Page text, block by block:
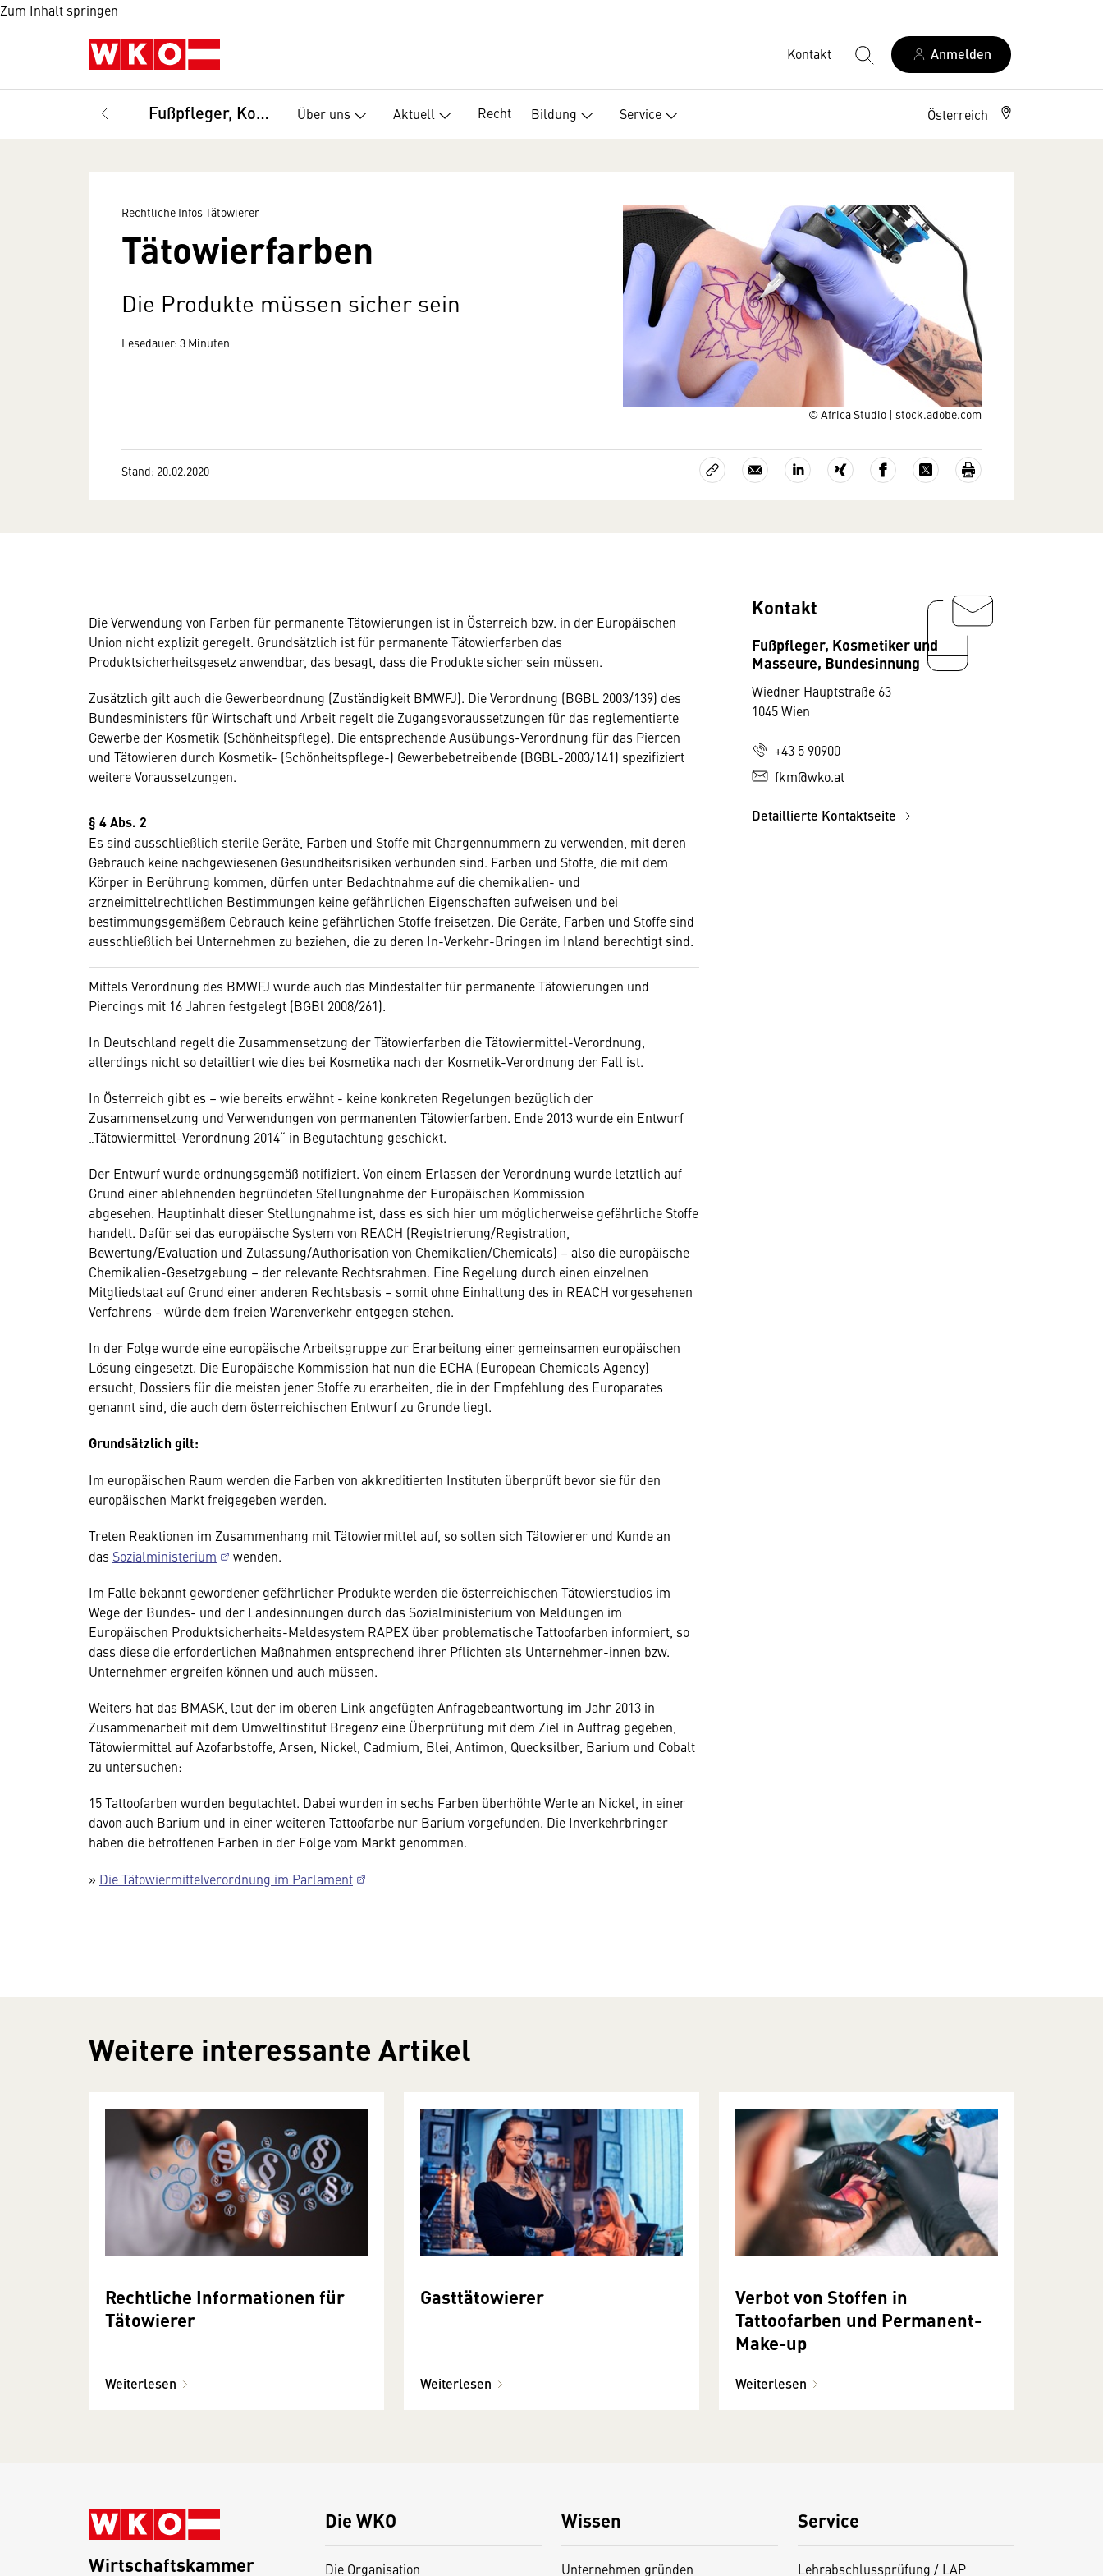
Zum Inhalt springen
Kontakt Anmelden
Fußpfleger, Kosmetiker und Masseure, Bundesinnung Über uns Aktuell Recht Bildung Service Österreich
© Africa Studio | stock.adobe.com
Rechtliche Infos Tätowierer
Tätowierfarben
Die Produkte müssen sicher sein
Lesedauer: 3 Minuten
Stand: 20.02.2020
Die Verwendung von Farben für permanente Tätowierungen ist in Österreich bzw. in der Europäischen
Union nicht explizit geregelt. Grundsätzlich ist für permanente Tätowierfarben das
Produktsicherheitsgesetz anwendbar, das besagt, dass die Produkte sicher sein müssen.
Zusätzlich gilt auch die Gewerbeordnung (Zuständigkeit BMWFJ). Die Verordnung (BGBL 2003/139) des
Bundesministers für Wirtschaft und Arbeit regelt die Zugangsvoraussetzungen für das reglementierte
Gewerbe der Kosmetik (Schönheitspflege). Die entsprechende Ausübungs-Verordnung für das Piercen
und Tätowieren durch Kosmetik- (Schönheitspflege-) Gewerbebetreibende (BGBL-2003/141) spezifiziert
weitere Voraussetzungen.
§ 4 Abs. 2
Es sind ausschließlich sterile Geräte, Farben und Stoffe mit Chargennummern zu verwenden, mit deren
Gebrauch keine nachgewiesenen Gesundheitsrisiken verbunden sind. Farben und Stoffe, die mit dem
Körper in Berührung kommen, dürfen unter Bedachtnahme auf die chemikalien- und
arzneimittelrechtlichen Bestimmungen keine gefährlichen Eigenschaften aufweisen und bei
bestimmungsgemäßem Gebrauch keine gefährlichen Stoffe freisetzen. Die Geräte, Farben und Stoffe sind
ausschließlich bei Unternehmen zu beziehen, die zu deren In-Verkehr-Bringen im Inland berechtigt sind.
Mittels Verordnung des BMWFJ wurde auch das Mindestalter für permanente Tätowierungen und
Piercings mit 16 Jahren festgelegt (BGBl 2008/261).
In Deutschland regelt die Zusammensetzung der Tätowierfarben die Tätowiermittel-Verordnung,
allerdings nicht so detailliert wie dies bei Kosmetika nach der Kosmetik-Verordnung der Fall ist.
In Österreich gibt es – wie bereits erwähnt - keine konkreten Regelungen bezüglich der
Zusammensetzung und Verwendungen von permanenten Tätowierfarben. Ende 2013 wurde ein Entwurf
„Tätowiermittel-Verordnung 2014“ in Begutachtung geschickt.
Der Entwurf wurde ordnungsgemäß notifiziert. Von einem Erlassen der Verordnung wurde letztlich auf
Grund einer ablehnenden begründeten Stellungnahme der Europäischen Kommission
abgesehen. Hauptinhalt dieser Stellungnahme ist, dass es sich hier um möglicherweise gefährliche Stoffe
handelt. Dafür sei das europäische System von REACH (Registrierung/Registration,
Bewertung/Evaluation und Zulassung/Authorisation von Chemikalien/Chemicals) – also die europäische
Chemikalien-Gesetzgebung – der relevante Rechtsrahmen. Eine Regelung durch einen einzelnen
Mitgliedstaat auf Grund einer anderen Rechtsbasis – somit ohne Einhaltung des in REACH vorgesehenen
Verfahrens - würde dem freien Warenverkehr entgegen stehen.
In der Folge wurde eine europäische Arbeitsgruppe zur Erarbeitung einer gemeinsamen europäischen
Lösung eingesetzt. Die Europäische Kommission hat nun die ECHA (European Chemicals Agency)
ersucht, Dossiers für die meisten jener Stoffe zu erarbeiten, die in der Empfehlung des Europarates
genannt sind, die auch dem österreichischen Entwurf zu Grunde liegt.
Grundsätzlich gilt:
Im europäischen Raum werden die Farben von akkreditierten Instituten überprüft bevor sie für den
europäischen Markt freigegeben werden.
Treten Reaktionen im Zusammenhang mit Tätowiermittel auf, so sollen sich Tätowierer und Kunde an
das Sozialministerium
wenden.
Im Falle bekannt gewordener gefährlicher Produkte werden die österreichischen Tätowierstudios im
Wege der Bundes- und der Landesinnungen durch das Sozialministerium von Meldungen im
Europäischen Produktsicherheits-Meldesystem RAPEX über problematische Tattoofarben informiert, so
dass diese die erforderlichen Maßnahmen entsprechend ihrer Pflichten als Unternehmer-innen bzw.
Unternehmer ergreifen können und auch müssen.
Weiters hat das BMASK, laut der im oberen Link angefügten Anfragebeantwortung im Jahr 2013 in
Zusammenarbeit mit dem Umweltinstitut Bregenz eine Überprüfung mit dem Ziel in Auftrag gegeben,
Tätowiermittel auf Azofarbstoffe, Arsen, Nickel, Cadmium, Blei, Antimon, Quecksilber, Barium und Cobalt
zu untersuchen:
15 Tattoofarben wurden begutachtet. Dabei wurden in sechs Farben überhöhte Werte an Nickel, in einer
davon auch Barium und in einer weiteren Tattoofarbe nur Barium vorgefunden. Die Inverkehrbringer
haben die betroffenen Farben in der Folge vom Markt genommen.
» Die Tätowiermittelverordnung im Parlament
Kontakt
Fußpfleger, Kosmetiker und
Masseure, Bundesinnung
Wiedner Hauptstraße 63
1045 Wien
+43 5 90900
fkm@wko.at
Detaillierte Kontaktseite
Weitere interessante Artikel
Rechtliche Informationen für
Tätowierer
Weiterlesen
Gasttätowierer
Weiterlesen
Verbot von Stoffen in
Tattoofarben und Permanent-
Make-up
Weiterlesen
Die WKO
Die Organisation
Wissen
Unternehmen gründen
Service
Lehrabschlussprüfung / LAP
Wirtschaftskammer